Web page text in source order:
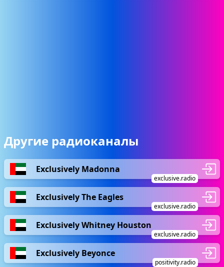
Другие радиоканалы
Exclusively Madonna
exclusive.radio
Exclusively The Eagles
exclusive.radio
Exclusively Whitney Houston
exclusive.radio
Exclusively Beyonce
positivity.radio